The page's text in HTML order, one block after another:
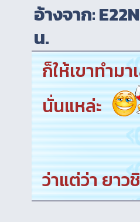
อ้างจาก:
น.
ก็ให้เขาทำม
นั่นแหล่ะ
ว่าแต่ว่า ยา